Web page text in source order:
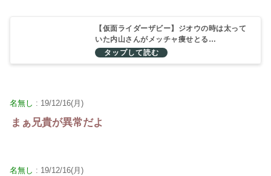
【仮面ライダーザビー】ジオウの時は太って
いた内山さんがメッチャ痩せとる…
名無し : 19/12/16(月)
まぁ兄貴が異常だよ
名無し : 19/12/16(月)